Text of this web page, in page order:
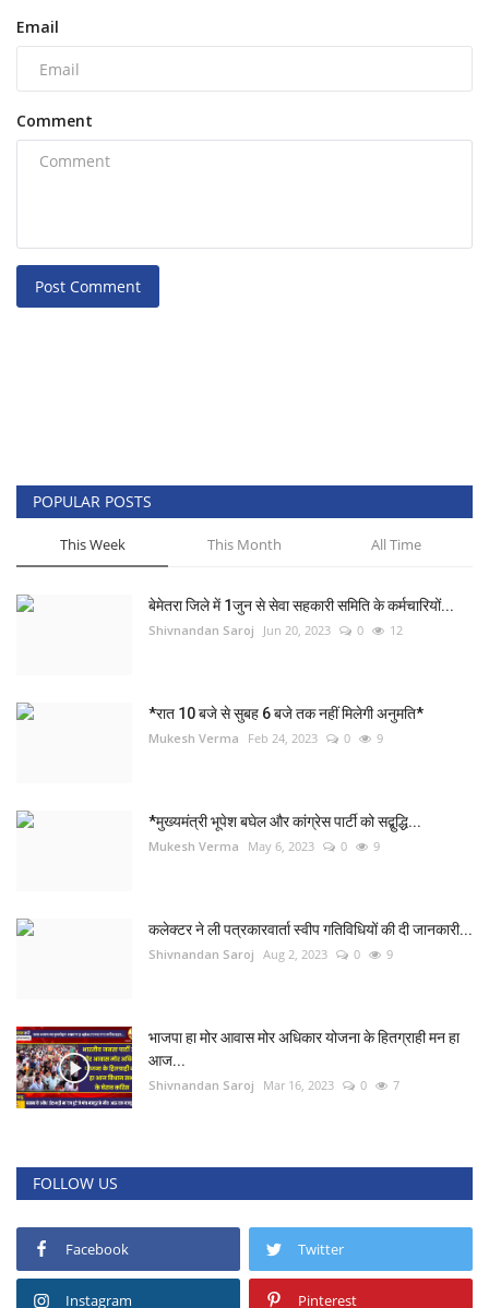
Email
Comment
Post Comment
POPULAR POSTS
This Week This Month All Time
बेमेतरा जिले में 1जुन से सेवा सहकारी समिति के कर्मचारियों...
Shivnandan Saroj Jun 20, 2023 0 12
*रात 10 बजे से सुबह 6 बजे तक नहीं मिलेगी अनुमति*
Mukesh Verma Feb 24, 2023 0 9
*मुख्यमंत्री भूपेश बघेल और कांग्रेस पार्टी को सद्बुद्धि...
Mukesh Verma May 6, 2023 0 9
कलेक्टर ने ली पत्रकारवार्ता स्वीप गतिविधियों की दी जानकारी...
Shivnandan Saroj Aug 2, 2023 0 9
भाजपा हा मोर आवास मोर अधिकार योजना के हितग्राही मन हा
आज...
Shivnandan Saroj Mar 16, 2023 0 7
FOLLOW US
Facebook Twitter
Instagram Pinterest